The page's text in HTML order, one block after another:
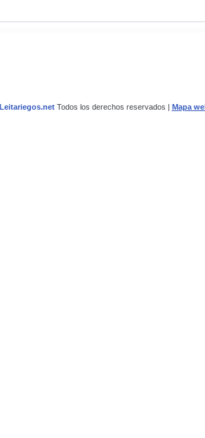
Leitariegos.netTodos los derechos reservados | Mapa